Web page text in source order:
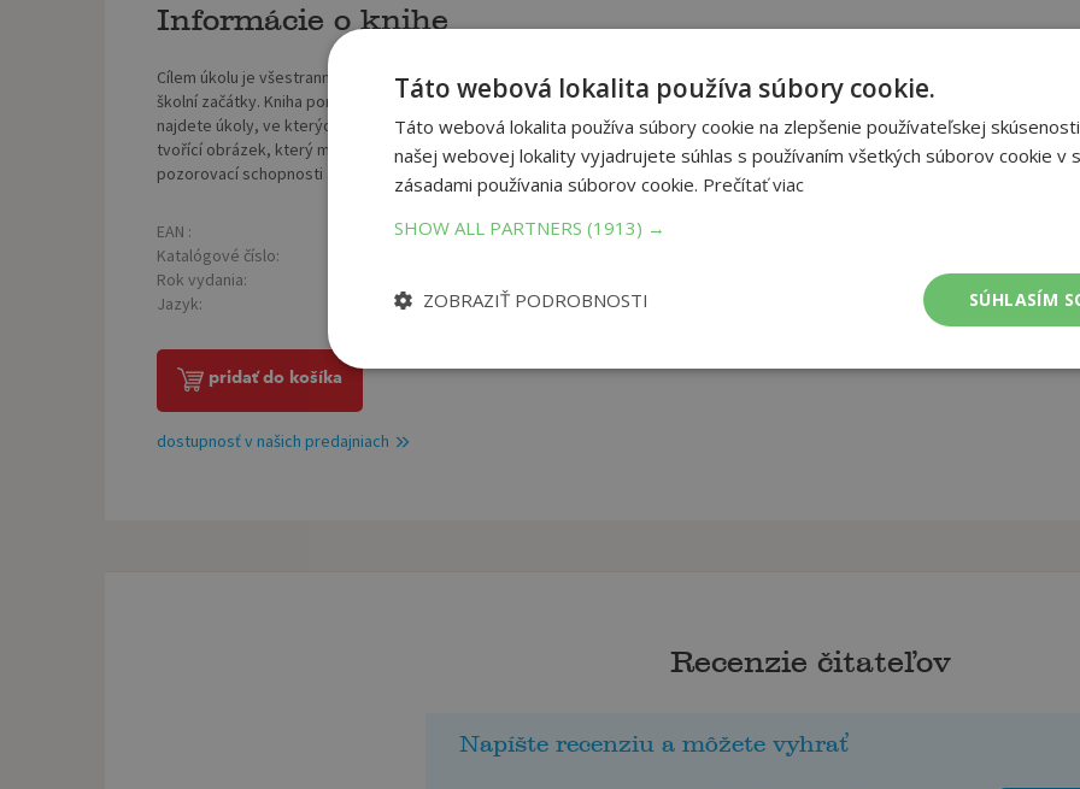
Informácie o knihe
Cílem úkolu je všestranný rozvoj dítěte, především schopností, které mu v budoucnu pomohou úspěšně zvládnout jeho
školní začátky. Kniha pomáhá rozvíjet grafomotorické schopnosti, soustředění a učí děti porozumět zadání. V knize
najdete úkoly, ve kterých dítě obtahuje přerušované linky. Složitějšími zadáními jsou potom počínající linka či body
tvořící obrázek, který musí dítě dokončit či zopakovat. Mnohé z obrázku nejsou dokončeny, zde by mělo dítě použít
pozorovací schopnosti a fantazii a obrázky dokreslit.
EAN : 9788073533717
Katalógové číslo:
Rok vydania:
Jazyk:
Počet strán:
Hmotnosť:
pridať do košíka
dostupnosť v našich predajniach
Recenzie čitateľov
Napíšte recenziu a môžete vyhrať
Táto webová lokalita používa súbory cookie.
Táto webová lokalita používa súbory cookie na zlepšenie používateľskej
našej webovej lokality vyjadrujete súhlas s používaním všetkých súborov cookie v
zásadami používania súborov cookie. Prečítať viac
SHOW ALL PARTNERS (1913) →
SÚHLASÍM
ZOBRAZIŤ PODROBNOSTI